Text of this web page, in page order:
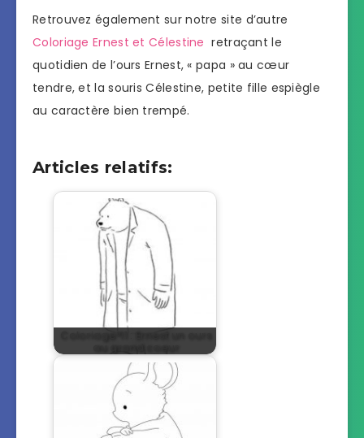
Retrouvez également sur notre site d’autre
Coloriage Ernest et Célestine retraçant le
quotidien de l’ours Ernest, « papa » au cœur
tendre, et la souris Célestine, petite fille espiègle
au caractère bien trempé.
Articles relatifs: